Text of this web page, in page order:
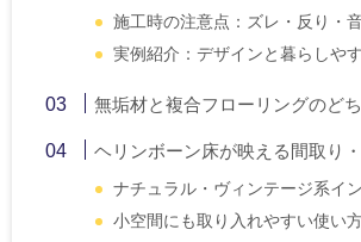
施工時の注意点：ズレ・反り・
実例紹介：デザインと暮らしや
無垢材と複合フローリングのど
ヘリンボーン床が映える間取り
ナチュラル・ヴィンテージ系イ
小空間にも取り入れやすい使い